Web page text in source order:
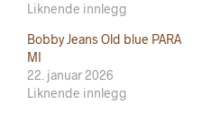
Liknende innlegg
Bobby Jeans Old blue PARA
MI
22. januar 2026
Liknende innlegg